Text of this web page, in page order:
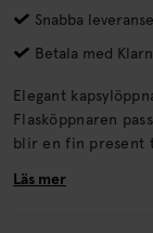
Snabba
Betala med
Elegant
Flasköppnaren
blir en fin present
Läs mer